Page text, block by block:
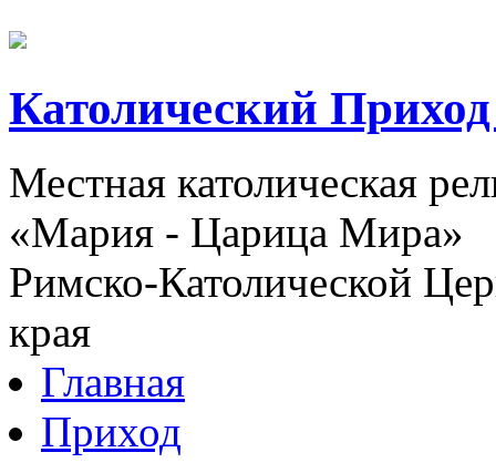
Католический
Местная католическая
«Мария - Царица Мира»
Римско-Католической
края
Главная
Приход